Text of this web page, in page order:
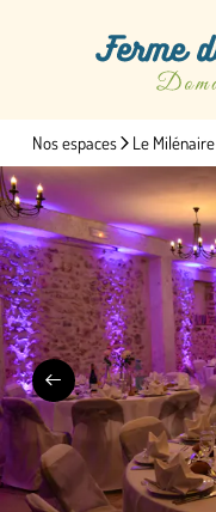
Nos espaces Le Milénaire